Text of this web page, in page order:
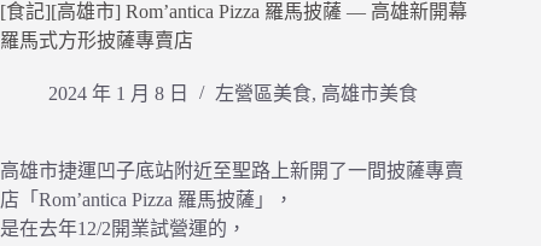
[食記][高雄市] Rom’antica Pizza 羅馬披薩 — 高雄新開幕
羅馬式方形披薩專賣店
2024 年 1 月 8 日 左營區美食, 高雄市美食
高雄市捷運凹子底站附近至聖路上新開了一間披薩專賣
店「Rom’antica Pizza 羅馬披薩」，
是在去年12/2開業試營運的，